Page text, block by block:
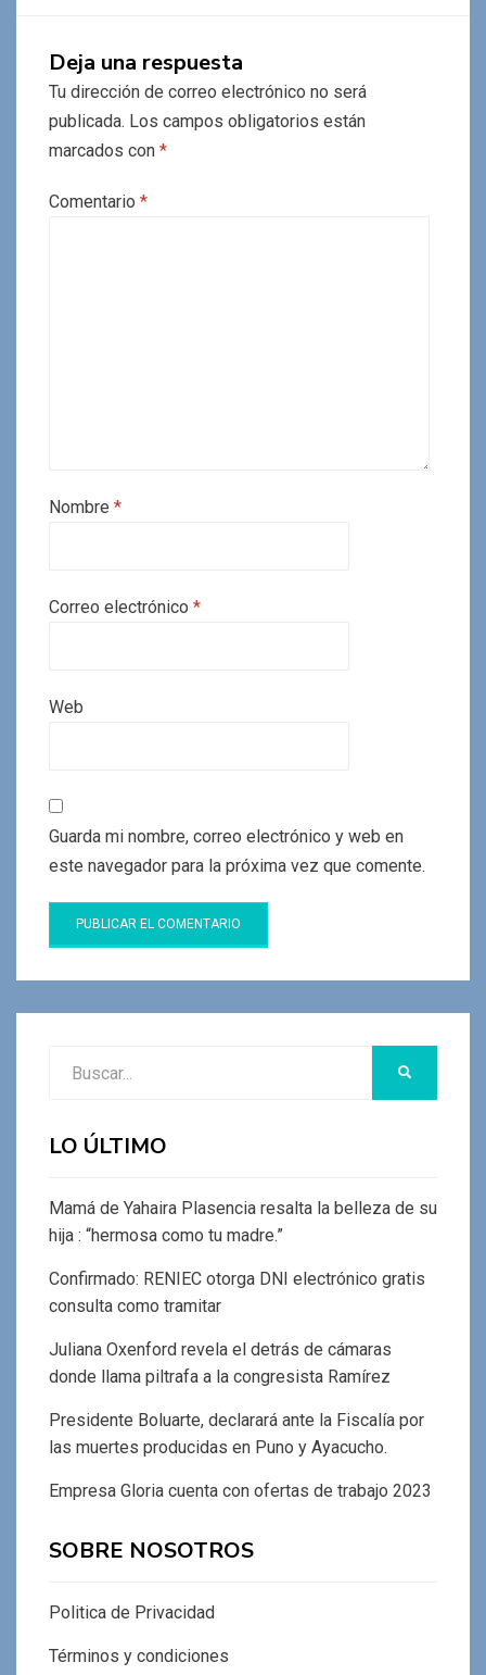
Deja una respuesta
Tu dirección de correo electrónico no será
publicada. Los campos obligatorios están
marcados con *
Comentario *
Nombre *
Correo electrónico *
Web
Guarda mi nombre, correo electrónico y web en
este navegador para la próxima vez que comente.
LO ÚLTIMO
Mamá de Yahaira Plasencia resalta la belleza de su
hija : “hermosa como tu madre.”
Confirmado: RENIEC otorga DNI electrónico gratis
consulta como tramitar
Juliana Oxenford revela el detrás de cámaras
donde llama piltrafa a la congresista Ramírez
Presidente Boluarte, declarará ante la Fiscalía por
las muertes producidas en Puno y Ayacucho.
Empresa Gloria cuenta con ofertas de trabajo 2023
SOBRE NOSOTROS
Politica de Privacidad
Términos y condiciones